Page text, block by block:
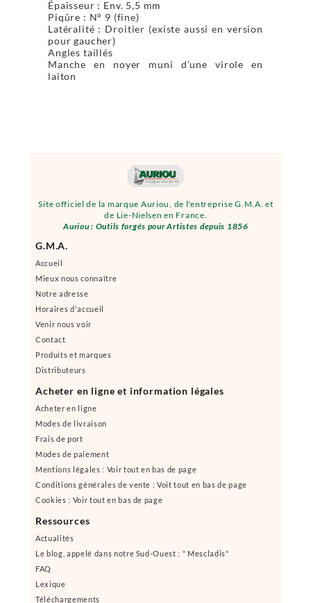
Site officiel de la marque Auriou, de l'entreprise G.M.A. et
de Lie-Nielsen en France.
Auriou : Outils forgés pour Artistes depuis 1856
G.M.A.
Accueil
Mieux nous connaître
Notre adresse
Horaires d'accueil
Venir nous voir
Contact
Produits et marques
Distributeurs
Acheter en ligne et information légales
Acheter en ligne
Modes de livraison
Frais de port
Modes de paiement
Mentions légales : Voir tout en bas de page
Conditions générales de vente : Voit tout en bas de page
Cookies : Voir tout en bas de page
Ressources
Actualités
Le blog, appelé dans notre Sud-Ouest : " Mescladis"
FAQ
Lexique
Téléchargements
Épaisseur : Env. 5,5 mm
Piqûre : N° 9 (fine)
Latéralité : Droitier (existe aussi en version
pour gaucher)
Angles taillés
Manche en noyer muni d'une virole en
laiton